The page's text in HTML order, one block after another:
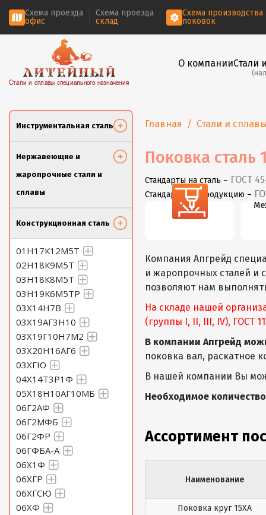
Схема проезда
офис
Схема проезда
склад
Схема производства
поковок
Стали и сплавы специального назначения
О компанииСтали
Инструментальная сталь
Нержавеющие и
жаропрочные стали и
сплавы
Конструкционная сталь
01Н17К12М5Т
02Н18К9М5Т
03Н18К8М5Т
03Н19К6М5ТР
03Х14Н7В
03Х19АГ3Н10
03Х19Г10Н7М2
03Х20Н16АГ6
03ХГЮ
04Х14Т3Р1Ф
05Х18Н10АГ10МБ
06Г2АФ
06Г2МФБ
06Г2ФР
06ГФБА-А
06Х1Ф
06ХГР
06ХГСЮ
06ХФ
Главная Стали и
Поковка сталь
Стандарты на сталь – ГОСТ
Стандарты на продукцию –
Резка
Компания Апгрейд
и жаропрочных сталей и
позволяют нам
На складе нашей
(группы I, II, III, IV), ГОСТ
В компании Апгрейд
поковка вал, раскатное
В нашей компании Вы
Необходимое
Ассортимент
Наименование
Поковка круг 15ХА